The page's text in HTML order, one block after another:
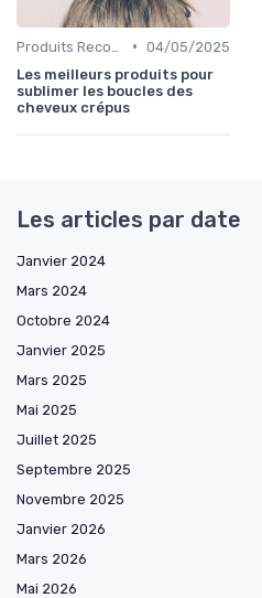
• 04/05/2025
Les meilleurs produits pour
sublimer les boucles des
cheveux crépus
Les articles par date
Janvier 2024
Mars 2024
Octobre 2024
Janvier 2025
Mars 2025
Mai 2025
Juillet 2025
Septembre 2025
Novembre 2025
Janvier 2026
Mars 2026
Mai 2026